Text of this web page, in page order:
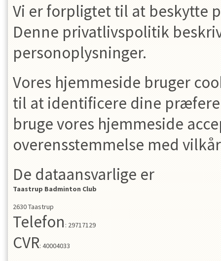
Vi er forpligtet til at beskytte
Denne privatlivspolitik
personoplysninger.
Vores hjemmeside bruger
til at identificere dine
bruge vores hjemmeside
overensstemmelse med
De dataansvarlige er
Taastrup Badminton Club
2630Taastrup
Telefon : 29717129
CVR: 40004033